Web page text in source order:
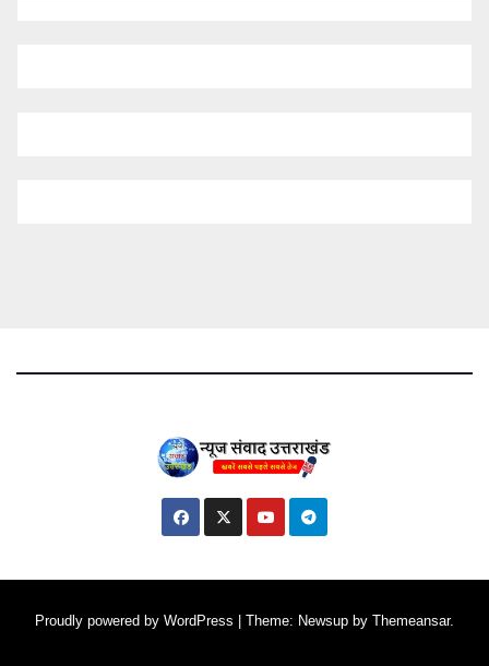
Proudly powered by WordPress Theme: Newsup by Themeansar.